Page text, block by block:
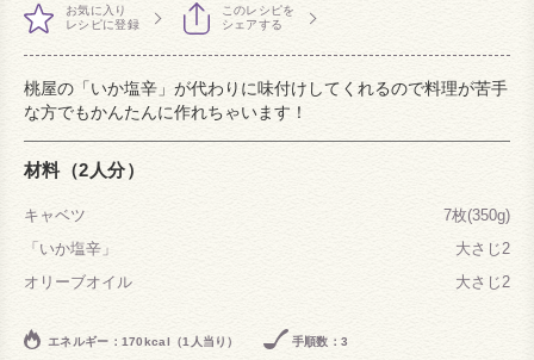
お気に入り
レシピに登録
このレシピを
シェアする
桃屋の「いか塩辛」が代わりに味付けしてくれるので料理が苦手
な方でもかんたんに作れちゃいます！
材料（2人分）
キャベツ
7枚(350g)
「いか塩辛」
大さじ2
オリーブオイル
大さじ2
エネルギー：170kcal（1人当り） 手順数：3